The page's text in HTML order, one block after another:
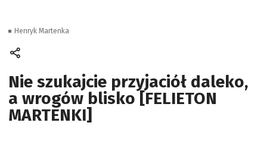
Nie szukajcie przyjaciół daleko,
a wrogów blisko [FELIETON
MARTENKI]
Henryk Martenka